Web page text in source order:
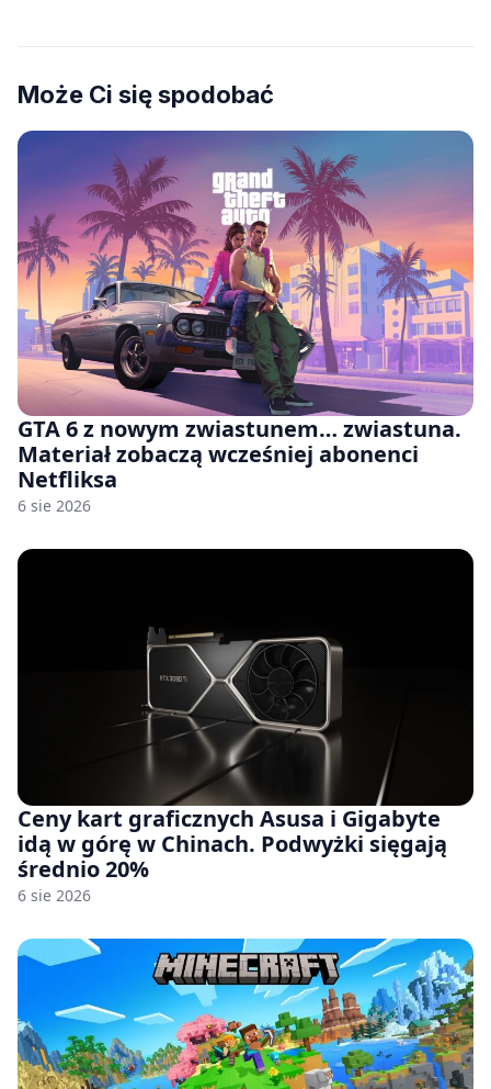
Może Ci się spodobać
GTA 6 z nowym zwiastunem… zwiastuna.
Materiał zobaczą wcześniej abonenci
Netfliksa
6 sie 2026
Ceny kart graficznych Asusa i Gigabyte
idą w górę w Chinach. Podwyżki sięgają
średnio 20%
6 sie 2026